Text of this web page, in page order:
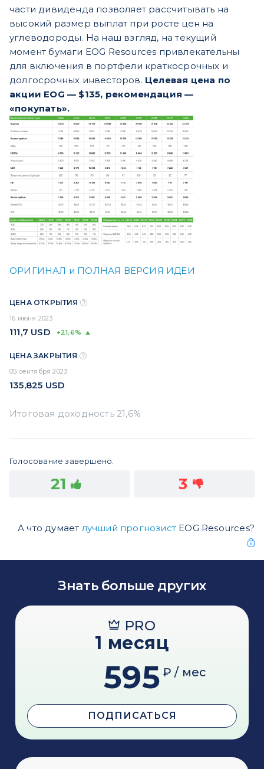
части дивиденда позволяет рассчитывать на
высокий размер выплат при росте цен на
углеводороды. На наш взгляд, на текущий
момент бумаги EOG Resources привлекательны
для включения в портфели краткосрочных и
долгосрочных инвесторов. Целевая цена по
акции EOG — $135, рекомендация —
«покупать».
ОРИГИНАЛ и ПОЛНАЯ ВЕРСИЯ ИДЕИ
ЦЕНА ОТКРЫТИЯ
16 июня 2023
111,7 USD +21,6%
ЦЕНА ЗАКРЫТИЯ
05 сентября 2023
135,825 USD
Голосование завершено.
21 3
А что думает лучший прогнозист EOG Resources?
Знать больше других
PRO
1 месяц
595 ₽ / мес
ПОДПИСАТЬСЯ